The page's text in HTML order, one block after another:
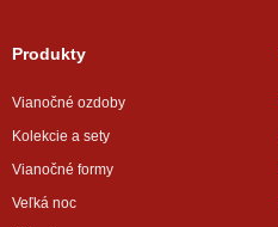
Produkty
Vianočné ozdoby
Kolekcie a sety
Vianočné formy
Veľká noc